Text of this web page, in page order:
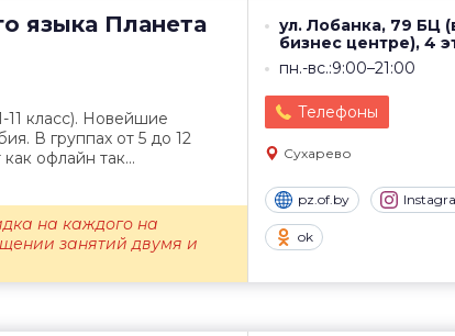
языка Планета
ул. Лобанка, 79 БЦ
бизнес центре), 4
пн.-вс.:9:00–21:00
Телефоны
Сухарево
pz.of.by
ok
11 класс). Новейшие
В группах от 5 до 12
офлайн так...
на каждого на
занятий двумя и